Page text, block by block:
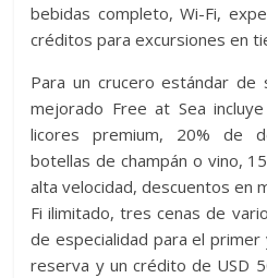
bebidas completo, Wi-Fi,
créditos para excursiones en
Para un crucero estándar de
mejorado Free at Sea
licores premium, 20% de
botellas de champán o vino,
alta velocidad, descuentos en
Fi ilimitado, tres cenas de
de especialidad para el
reserva y un crédito de USD